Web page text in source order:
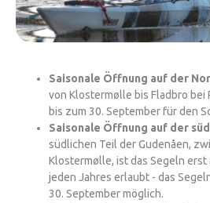
Saisonale Öffnung auf der
von Klostermølle bis Fladbro bei
bis zum 30. September für den
Saisonale Öffnung auf der
südlichen Teil der Gudenåen,
Klostermølle, ist das Segeln erst
jeden Jahres erlaubt - das
30. September möglich.